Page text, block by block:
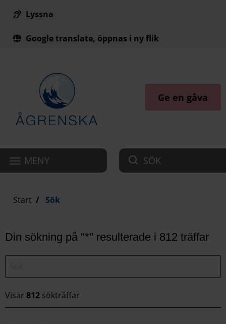
Till innehåll på sidan
Lyssna
Google translate, öppnas i ny flik
Ge en gåva
MENY SÖK
Start Sök
Din sökning på "*" resulterade i 812 träffar
Visar 812 sökträffar